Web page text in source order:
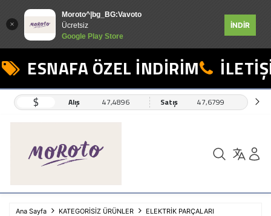
Moroto^|bg_BG:Vavoto
Ücretsiz
Google Play Store
İNDİR
ESNAFA ÖZEL İNDİRİM
$ Alış 47,4896 Satış 47,6799
Ana Sayfa KATEGORİSİZ ÜRÜNLER ELEKTRİK PARÇALARI